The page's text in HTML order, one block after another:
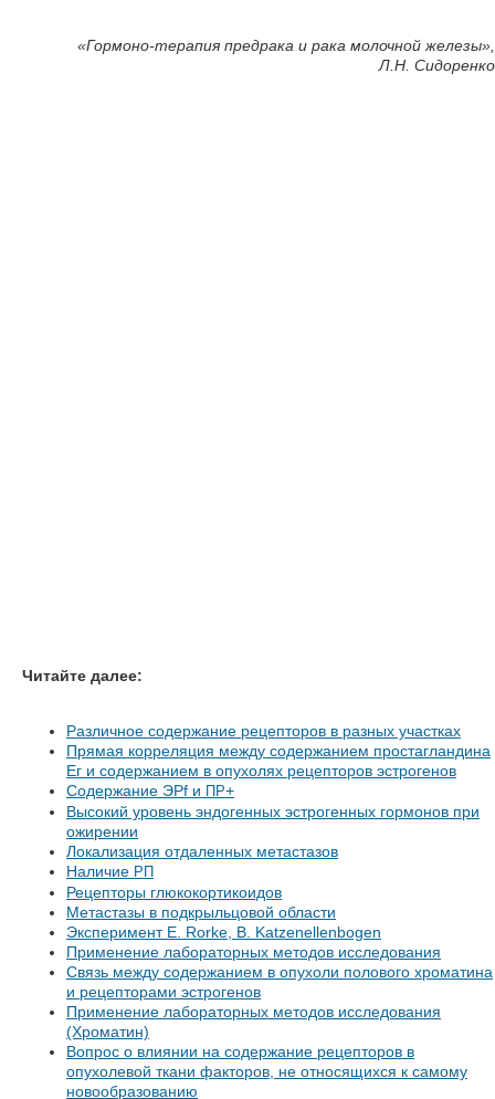
«Гормоно-терапия предрака и рака молочной железы»,
Л.Н. Сидоренко
Читайте далее:
Различное содержание рецепторов в разных участках
Прямая корреляция между содержанием простагландина
Ег и содержанием в опухолях рецепторов эстрогенов
Содержание ЭРf и
ПР+
Высокий уровень эндогенных эстрогенных гормонов при
ожирении
Локализация отдаленных метастазов
Наличие РП
Рецепторы глюкокортикоидов
Метастазы в подкрыльцовой области
Эксперимент Е. Rorke, В. Katzenellenbogen
Применение лабораторных методов исследования
Связь между содержанием в опухоли полового хроматина
и рецепторами эстрогенов
Применение лабораторных методов исследования
(Хроматин)
Вопрос о влиянии на содержание рецепторов в
опухолевой ткани факторов, не относящихся к самому
новообразованию